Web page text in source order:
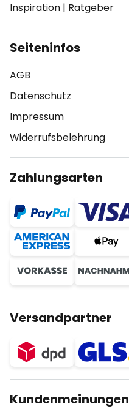
Inspiration | Ratgeber
Seiteninfos
AGB
Datenschutz
Impressum
Widerrufsbelehrung
Zahlungsarten
Versandpartner
Kundenmeinungen